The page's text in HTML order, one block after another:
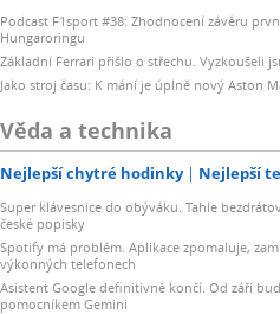
Podcast F1sport #38: Zhodnocení závěru
Hungaroringu
Základní Ferrari přišlo o střechu. Vyzkoušeli
Jako stroj času: K mání je úplně nový Aston
Věda a technika
Nejlepší chytré hodinky Nejlepší
Super klávesnice do obýváku. Tahle
české popisky
Spotify má problém. Aplikace zpomaluje,
výkonných telefonech
Asistent Google definitivně končí. Od září
pomocníkem Gemini